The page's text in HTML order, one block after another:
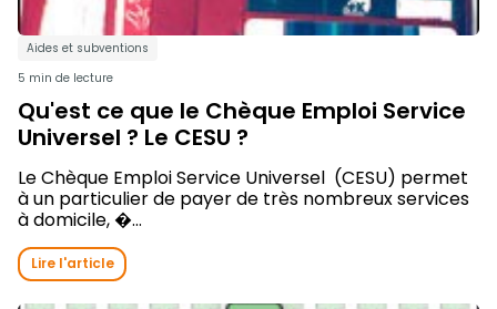
Aides et subventions
5 min de lecture
Qu'est ce que le Chèque Emploi Service
Universel ? Le CESU ?
Le Chèque Emploi Service Universel (CESU) permet
à un particulier de payer de très nombreux services
à domicile, �...
Lire l'article